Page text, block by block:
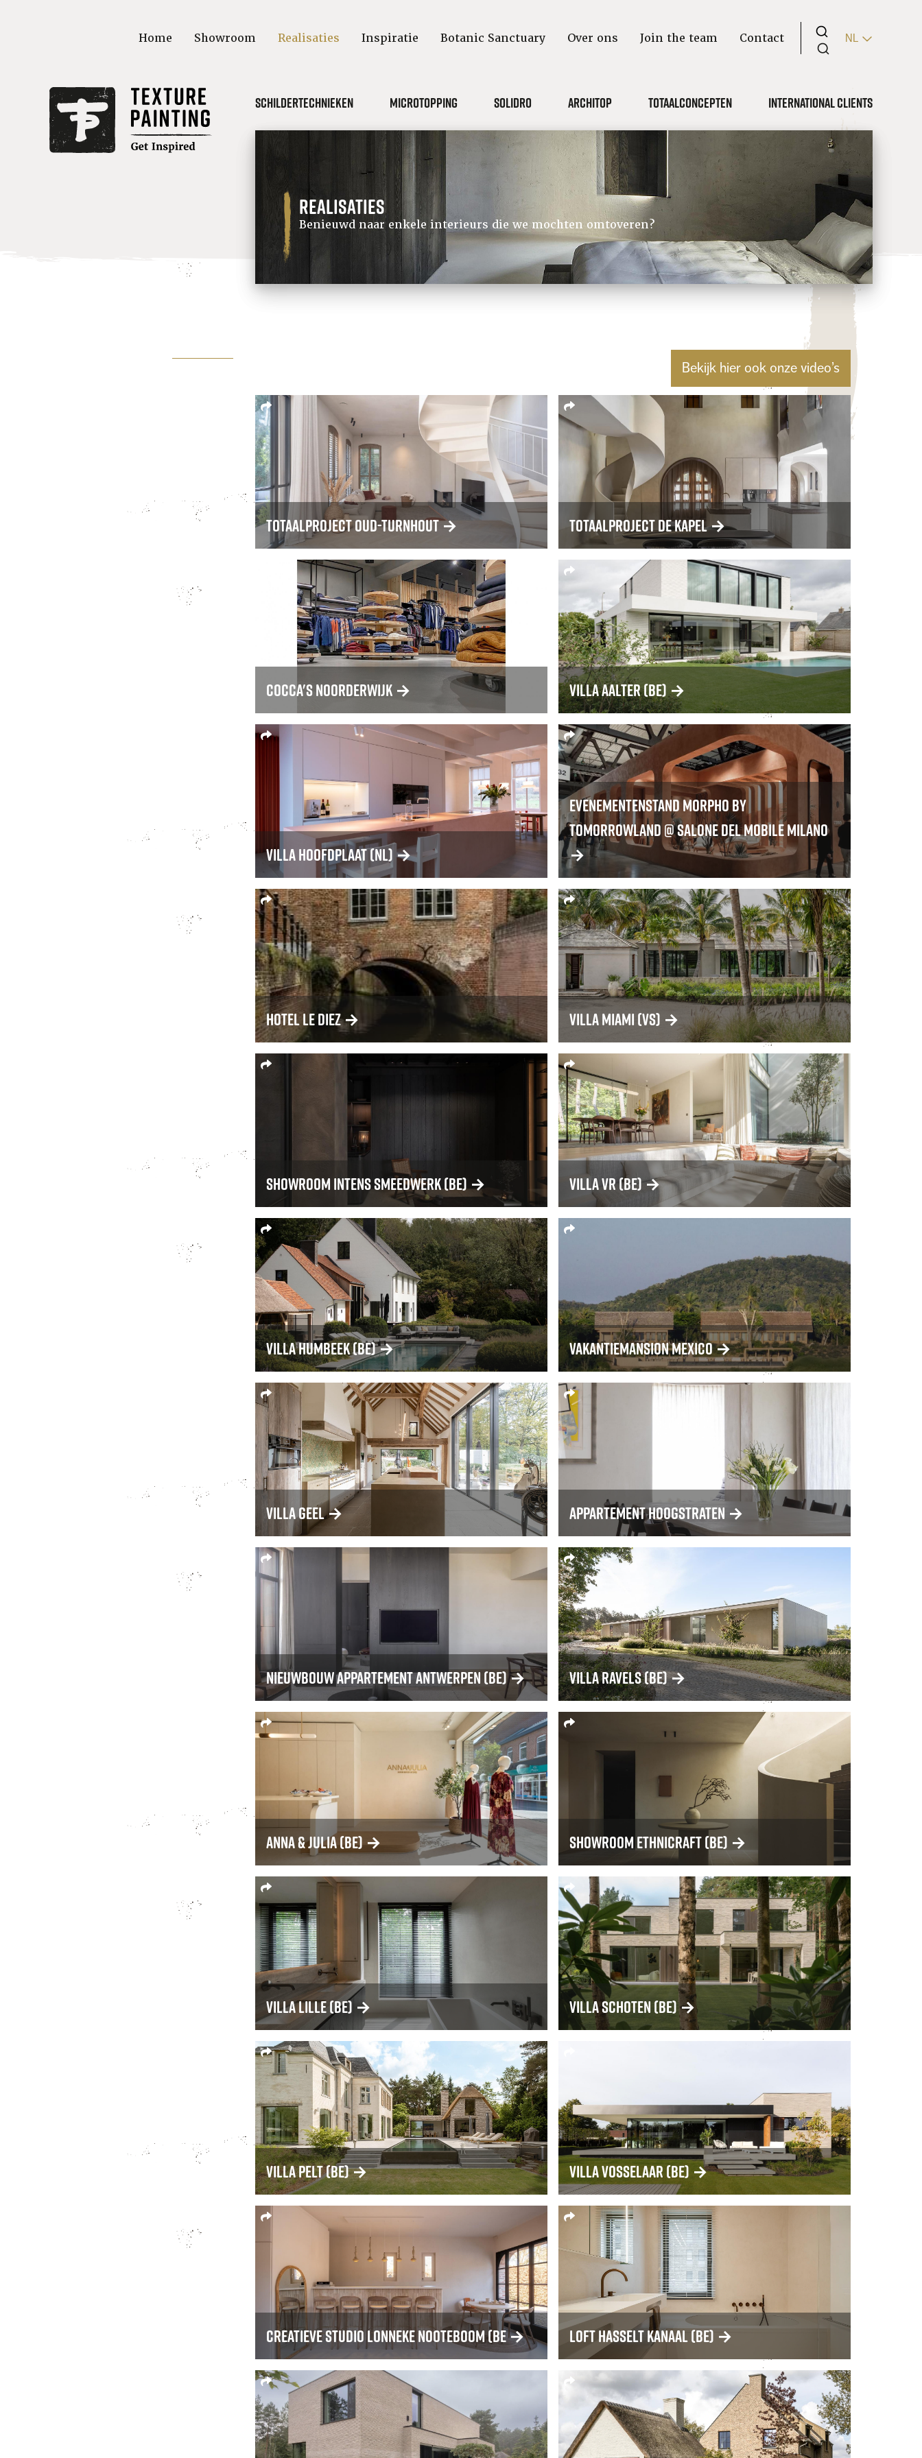
Home Showroom Realisaties Inspiratie Botanic Sanctuary Over ons Join the team Contact NL
Schildertechnieken Microtopping Solidro Architop Totaalconcepten International clients
Realisaties
Benieuwd naar enkele interieurs die we mochten omtoveren?
Bekijk hier ook onze video’s
Totaalproject Oud-Turnhout→ Totaalproject De Kapel→
Cocca's Noorderwijk → Villa Aalter (BE)→
Villa Hoofdplaat (NL)→
Evenementenstand Morpho by
Tomorrowland @ Salone del Mobile MILANO
→
Hotel Le Diez→ Villa Miami (VS) →
Showroom Intens Smeedwerk (BE)→ Villa VR (BE)→
Villa Humbeek (BE)→ Vakantiemansion Mexico→
Villa Geel→ Appartement Hoogstraten →
Nieuwbouw appartement Antwerpen (BE)→ Villa Ravels (BE)→
Anna & Julia (BE)→ Showroom Ethnicraft (BE) →
Villa Lille (BE) → Villa Schoten (BE)→
Villa Pelt (BE)→ Villa Vosselaar (BE) →
Creatieve studio Lonneke Nooteboom (BE→ Loft Hasselt Kanaal (BE)→